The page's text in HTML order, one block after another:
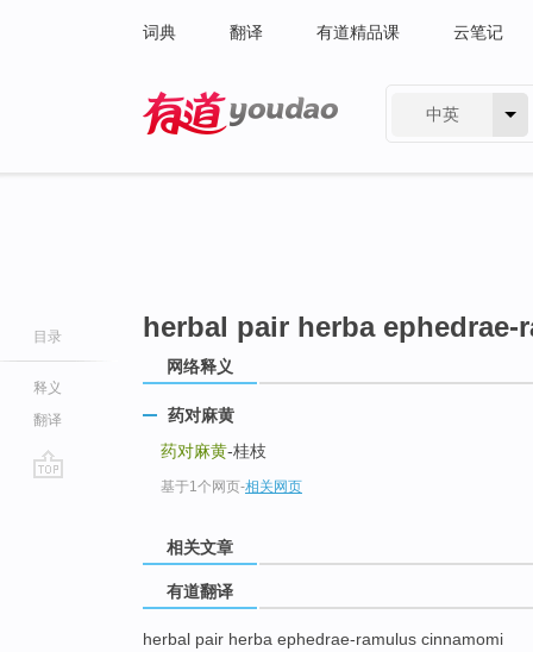
词典 翻译 有道精品课 云笔记
中英
目录
释义
翻译
herbal pair herba
网络释义
药对麻黄
药对麻黄-桂枝
基于1个网页-相关网页
相关文章
有道翻译
herbal pair herba ephedrae-ramulus cinnamomi